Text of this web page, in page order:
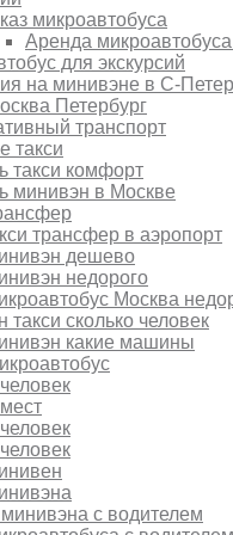
микроавтобуса
Аренда
для экскурсий
на минивэне в С-
Петербург
транспорт
такси
такси комфорт
минивэн в Москве
трансфер в аэропорт
дешево
недорого
Москва
такси сколько человек
какие машины
с водителем